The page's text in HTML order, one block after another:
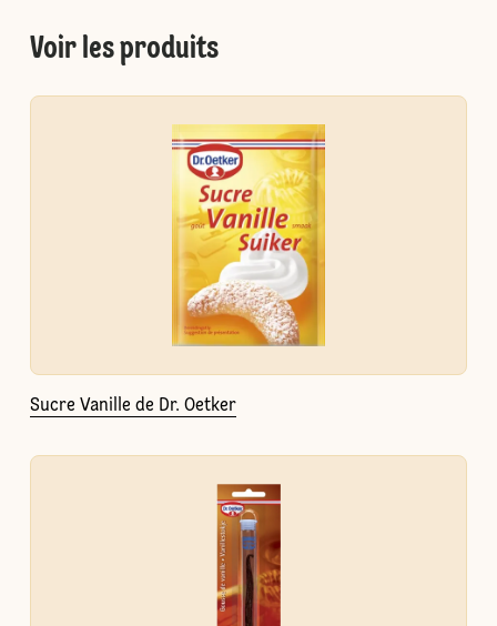
Voir les produits
Sucre Vanille de Dr. Oetker